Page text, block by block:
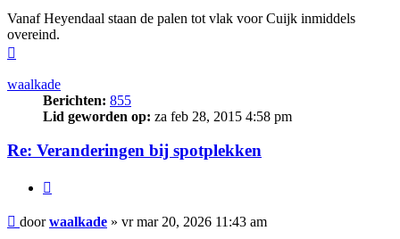
Vanaf Heyendaal staan de palen tot vlak voor Cuijk inmiddels
overeind.
waalkade
Berichten: 855
Lid geworden op: za feb 28, 2015 4:58 pm
Re: Veranderingen bij spotplekken
Bericht
doorwaalkade » vr mar 20, 2026 11:43 am